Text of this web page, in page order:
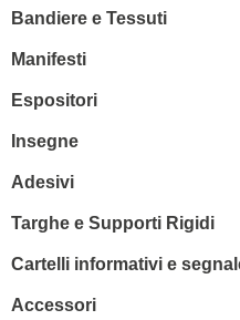
Bandiere e Tessuti
Manifesti
Espositori
Insegne
Adesivi
Targhe e Supporti Rigidi
Cartelli informativi e
Accessori